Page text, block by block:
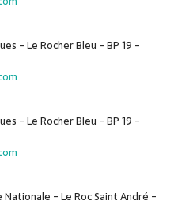
- Le Rocher Bleu - BP 19 -
- Le Rocher Bleu - BP 19 -
- Le Roc Saint André -